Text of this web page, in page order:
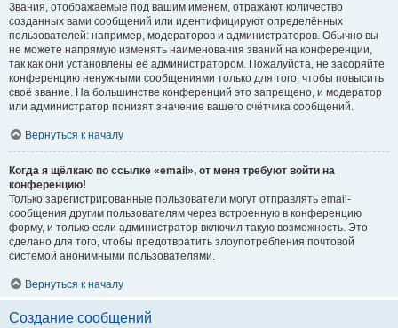
Звания, отображаемые под вашим именем, отражают количество
созданных вами сообщений или идентифицируют определённых
пользователей: например, модераторов и администраторов. Обычно вы
не можете напрямую изменять наименования званий на конференции,
так как они установлены её администратором. Пожалуйста, не засоряйте
конференцию ненужными сообщениями только для того, чтобы повысить
своё звание. На большинстве конференций это запрещено, и модератор
или администратор понизят значение вашего счётчика сообщений.
Вернуться к началу
Когда я щёлкаю по ссылке «email», от меня требуют войти на
конференцию!
Только зарегистрированные пользователи могут отправлять email-
сообщения другим пользователям через встроенную в конференцию
форму, и только если администратор включил такую возможность. Это
сделано для того, чтобы предотвратить злоупотребления почтовой
системой анонимными пользователями.
Вернуться к началу
Создание сообщений